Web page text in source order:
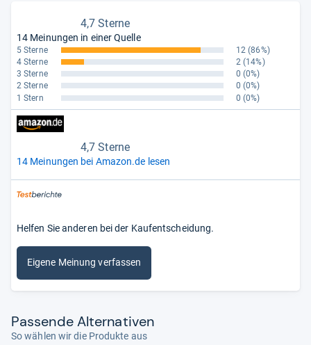
4,7 Sterne
14 Meinungen in einer Quelle
5 Sterne 12 (86%)
4 Sterne
2 (14%)
3 Sterne
0 (0%)
2 Sterne
0 (0%)
1 Stern
0 (0%)
4,7 Sterne
14 Meinungen bei Amazon.de lesen
Helfen Sie anderen bei der Kaufentscheidung.
Eigene Meinung verfassen
Pas­sende Alter­na­ti­ven
So wählen wir die Produkte aus